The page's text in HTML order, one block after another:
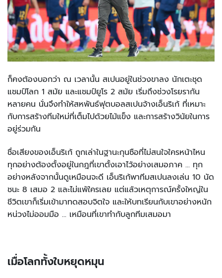
ก็คงต้องบอกว่า ณ เวลานั้น สเปนอยู่ในช่วงขาลง นักเตะชุด
แชมป์โลก 1 สมัย และแชมป์ยูโร 2 สมัย เริ่มถึงช่วงโรยรากัน
หลายคน นั่นจึงทำให้สหพันธ์ฟุตบอลสเปนจ้างเอ็นริเก้ ที่เหมาะ
กับการสร้างทีมใหม่ที่เต็มไปด้วยไม้แข็ง และการสร้างวินัยในการ
อยู่ร่วมกัน
ชื่อเสียงของเอ็นริเก้ ถูกเล่าในฐานะกุนซือที่ไม่สนใจใครหน้าไหน
ทุกอย่างต้องตั้งอยู่ในกฎที่เขาตั้งเอาไว้อย่างเสมอภาค ... ทุก
อย่างหลังจากนั้นดูเหมือนจะดี เอ็นริเก้พาทีมสเปนลงเล่น 10 นัด
ชนะ 8 เสมอ 2 และไม่แพ้ใครเลย แต่แล้วเหตุการณ์ครั้งใหญ่ใน
ชีวิตเขาก็เริ่มเข้ามาทดสอบจิตใจ และให้บทเรียนกับเขาอย่างหนัก
หน่วงไม่ออมมือ ... เหมือนที่เขาทำกับลูกทีมเสมอมา
เมื่อโลกทั้งใบหยุดหมุน